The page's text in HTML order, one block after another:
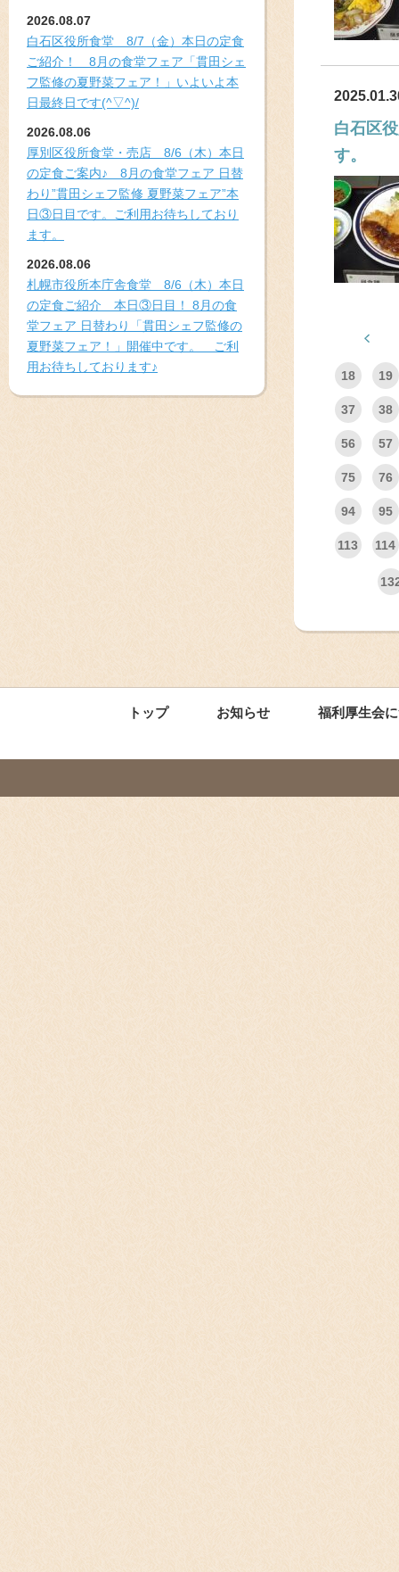
2026.08.07
白石区役所食堂 8/7（金）本日の定食
ご紹介！ 8月の食堂フェア「貫田シェ
フ監修の夏野菜フェア！」いよいよ本
日最終日です(^▽^)/
2026.08.06
厚別区役所食堂・売店 8/6（木）本日
の定食ご案内♪ 8月の食堂フェア 日替
わり”貫田シェフ監修 夏野菜フェア”本
日③日目です。ご利用お待ちしており
ます。
2026.08.06
札幌市役所本庁舎食堂 8/6（木）本日
の定食ご紹介 本日③日目！ 8月の食
堂フェア 日替わり「貫田シェフ監修の
夏野菜フェア！」開催中です。 ご利
用お待ちしております♪
白石区
す。
18 19
37 38
56 57
75 76
94 95
113 114
トップ お知らせ 福利厚生会